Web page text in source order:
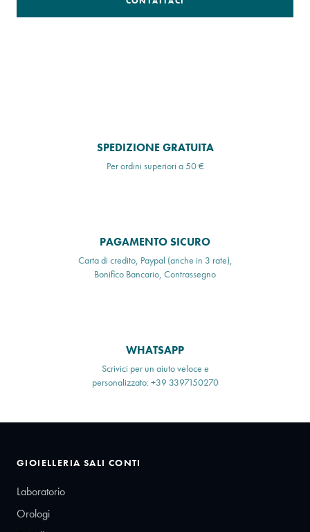
SPEDIZIONE GRATUITA
Per ordini superiori a 50 €
PAGAMENTO SICURO
Carta di credito, Paypal (anche in 3 rate),
Bonifico Bancario, Contrassegno
WHATSAPP
Scrivici per un aiuto veloce e
personalizzato: +39 3397150270
GIOIELLERIA SALI CONTI
Laboratorio
Orologi